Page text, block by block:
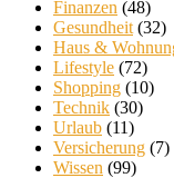
Finanzen (48)
Gesundheit (32)
Haus &
Lifestyle (72)
Shopping (10)
Technik (30)
Urlaub (11)
Versicherung (7)
Wissen (99)